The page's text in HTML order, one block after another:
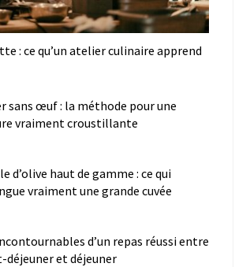
: ce qu’un atelier culinaire apprend
sans œuf : la méthode pour une
vraiment croustillante
d’olive haut de gamme : ce qui
vraiment une grande cuvée
d’un repas réussi entre
déjeuner et déjeuner